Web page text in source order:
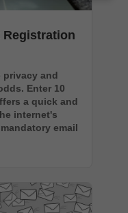
Registration
privacy and
Enter 10
a quick and
internet's
email